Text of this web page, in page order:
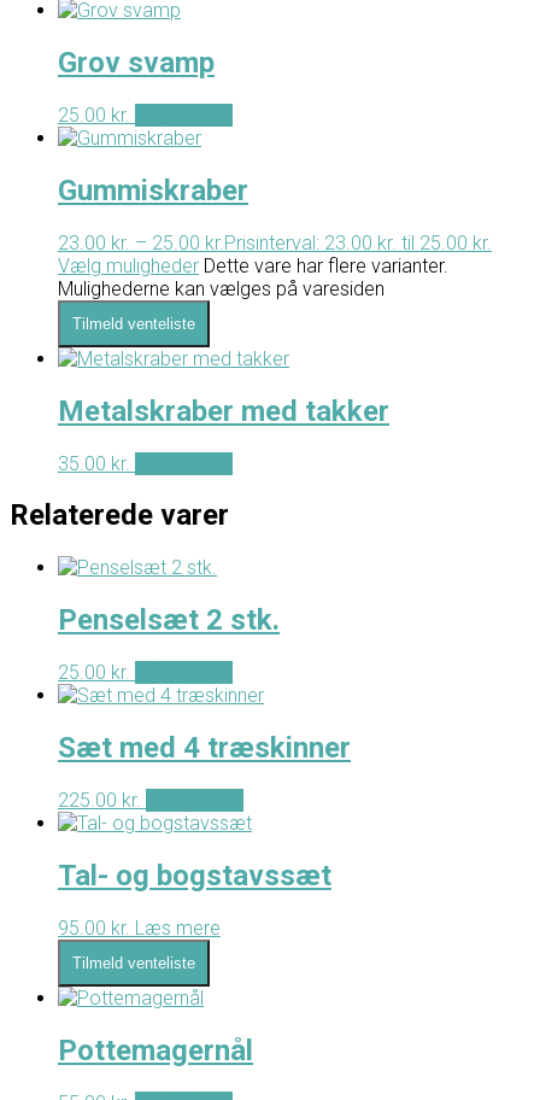
Grov svamp
25.00 kr.
Gummiskraber
23.00 kr. – 25.00 kr. Prisinterval: 23.00 kr. til 25.00 kr.
Vælg muligheder Dette vare har flere varianter.
Mulighederne kan vælges på varesiden
Tilmeld venteliste
Metalskraber med takker
35.00 kr.
Relaterede varer
Penselsæt 2 stk.
25.00 kr.
Sæt med 4 træskinner
225.00 kr.
Tal- og bogstavssæt
95.00 kr. Læs mere
Tilmeld venteliste
Pottemagernål